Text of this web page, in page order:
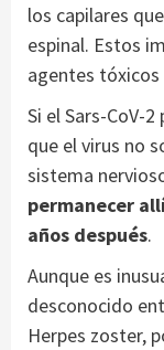
los capilares
espinal. Estos
agentes
Si el Sars-CoV-
que el virus no
sistema
permanecer
años después.
Aunque es
desconocido
Herpes zoster,